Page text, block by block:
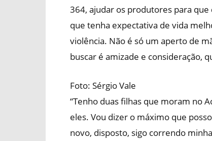
364, ajudar os produtores para
que tenha expectativa de vida
violência. Não é só um aperto de
buscar é amizade e consideração,
Foto: Sérgio Vale
“Tenho duas filhas que moram no
eles. Vou dizer o máximo que
novo, disposto, sigo correndo